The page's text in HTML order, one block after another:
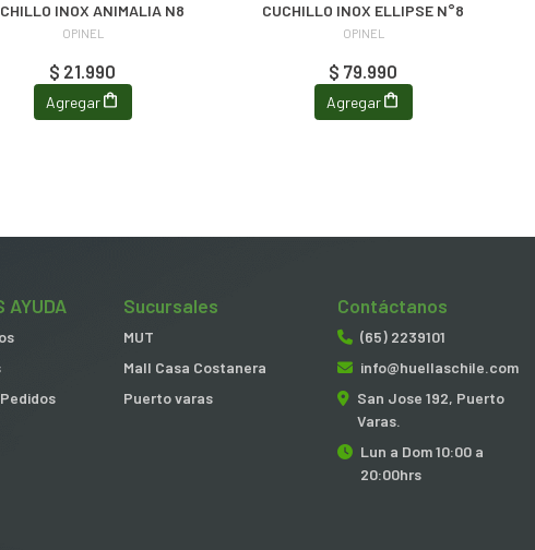
INOX ANIMALIA N8
OPINEL
$ 21.990
Agregar
CUCHILLO INOX ELLIPSE N°8
OPINEL
$ 79.990
Agregar
AYUDA Sucursales
MUT
Mall Casa Costanera
Puerto varas
Contáctanos
(65) 2239101
info@huellaschile.com
San Jose 192, Puerto
Varas.
Lun a Dom 10:00 a
20:00hrs